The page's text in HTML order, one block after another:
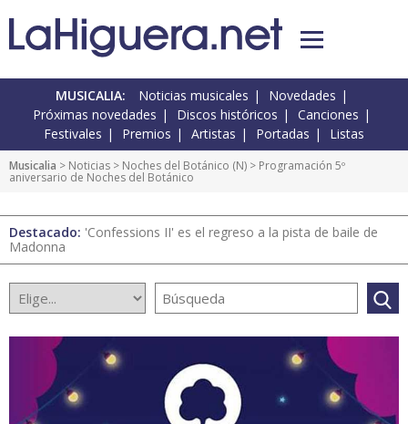
MUSICALIA: Noticias musicales
Novedades
Próximas novedades
Discos históricos
Canciones
Festivales
Premios Artistas Portadas Listas
Musicalia > Noticias > Noches del Botánico (N) > Programación 5º
aniversario de Noches del Botánico
Destacado: 'Confessions II' es el regreso a la pista de baile de
Madonna